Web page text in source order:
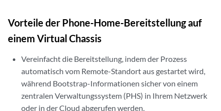
Vorteile der Phone-Home-Bereitstellung auf
einem Virtual Chassis
Vereinfacht die Bereitstellung, indem der Prozess
automatisch vom Remote-Standort aus gestartet wird,
während Bootstrap-Informationen sicher von einem
zentralen Verwaltungssystem (PHS) in Ihrem Netzwerk
oder in der Cloud abgerufen werden.